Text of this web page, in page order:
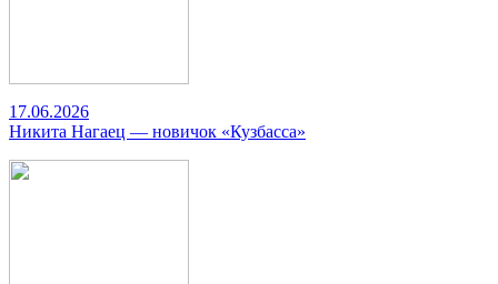
17.06.2026
Никита Нагаец — новичок «Кузбасса»